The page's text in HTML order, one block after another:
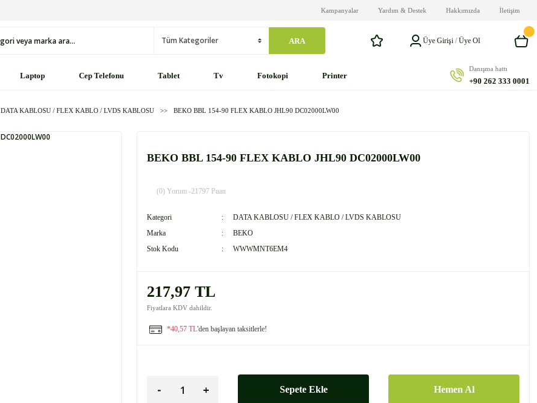
Kampanyalar Yardım & Destek Hakkımızda İletişim
ARA Üye Girişi /Üye Ol
Laptop Cep Telefonu Tablet Tv Fotokopi Printer
Danışma hattı
+90 262 333 0001
DATA KABLOSU / FLEX KABLO / LVDS KABLOSU BEKO BBL 154-90 FLEX KABLO JHL90 DC02000LW00
BEKO BBL 154-90 FLEX KABLO JHL90 DC02000LW00
(0) Yorum -21797 Puan
Kategori
DATA KABLOSU / FLEX KABLO / LVDS KABLOSU
Marka
BEKO
Stok Kodu
WWWMNT6EM4
217,97 TL
Fiyatlara KDV dahildir.
*40,57 TL'den başlayan taksitlerle!
Sepete Ekle Hemen Al